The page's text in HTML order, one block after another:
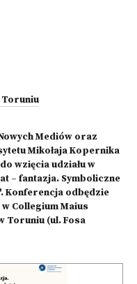
Toruniu
Mediów oraz
Mikołaja Kopernika
wzięcia udziału w
– fantazja. Symboliczne
Konferencja odbędzie
w Collegium Maius
Toruniu (ul. Fosa